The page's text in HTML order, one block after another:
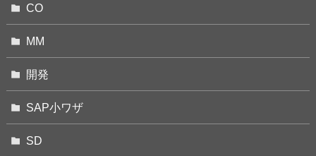
CO
MM
開発
SAP小ワザ
SD